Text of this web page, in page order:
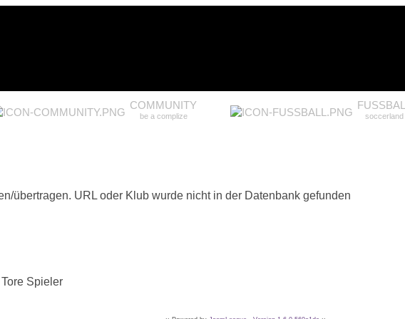
COMMUNITY
be a complize soccerland
übertragen. URL oder Klub wurde nicht in der Datenbank gefunden
Tore Spieler